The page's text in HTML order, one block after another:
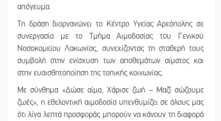
απόγευμα.
Τη δράση διοργανώνει το Κέντρο Υγείας Αρεόπολης σε
συνεργασία με το Τμήμα Αιμοδοσίας του Γενικού
Νοσοκομείου Λακωνίας, συνεχίζοντας τη σταθερή τους
συμβολή στην ενίσχυση των αποθεμάτων αίματος και
στην ευαισθητοποίηση της τοπικής κοινωνίας.
Με σύνθημα «Δώσε αίμα, Χάρισε ζωή – Μαζί σώζουμε
ζωές», η εθελοντική αιμοδοσία υπενθυμίζει σε όλους μας
ότι λίγα λεπτά προσφοράς μπορούν να κάνουν τη διαφορά